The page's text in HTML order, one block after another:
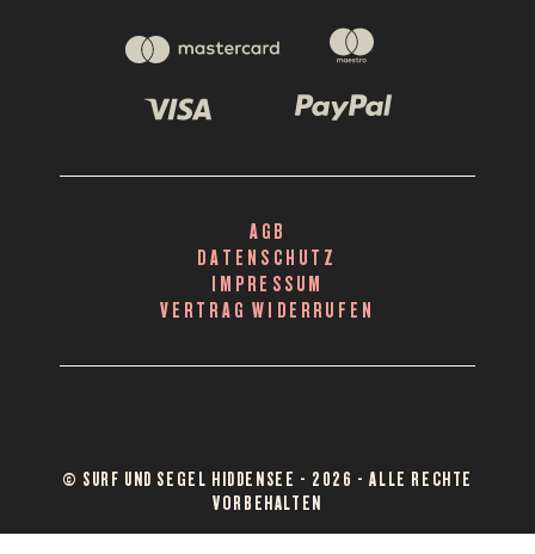
AGB
DATENSCHUTZ
IMPRESSUM
VERTRAG WIDERRUFEN
© SURF UND SEGEL HIDDENSEE - 2026 - ALLE RECHTE
VORBEHALTEN